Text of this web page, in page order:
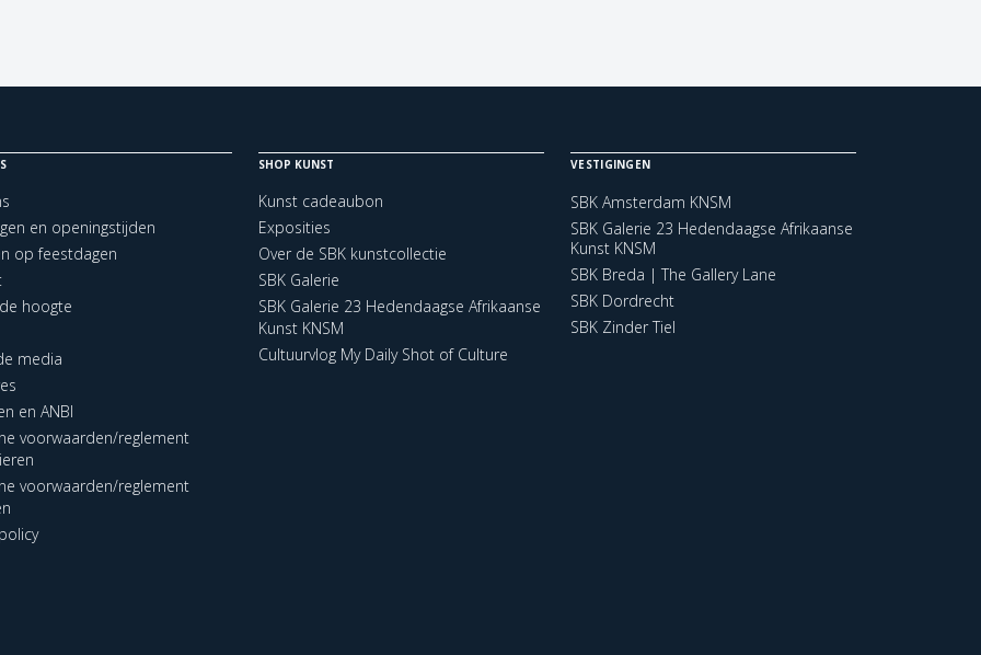
en openingstijden
op feestdagen
hoogte
media
en ANBI
voorwaarden/reglement
voorwaarden/reglement
SHOP KUNST
Kunst cadeaubon
Exposities
Over de SBK kunstcollectie
SBK Galerie
SBK Galerie 23 Hedendaagse Afrikaanse
Kunst KNSM
Cultuurvlog My Daily Shot of Culture
VESTIGINGEN
SBK Amsterdam KNSM
SBK Galerie 23 Hedendaagse Afrikaanse
Kunst KNSM
SBK Breda | The Gallery Lane
SBK Dordrecht
SBK Zinder Tiel